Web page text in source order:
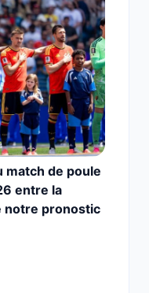
match de poule
entre la
notre pronostic